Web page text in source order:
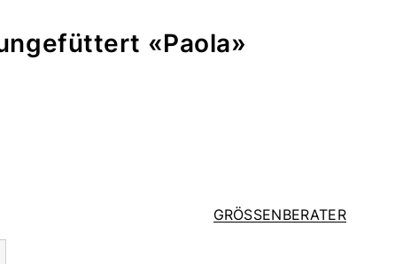
«Paola»
GRÖSSENBERATER